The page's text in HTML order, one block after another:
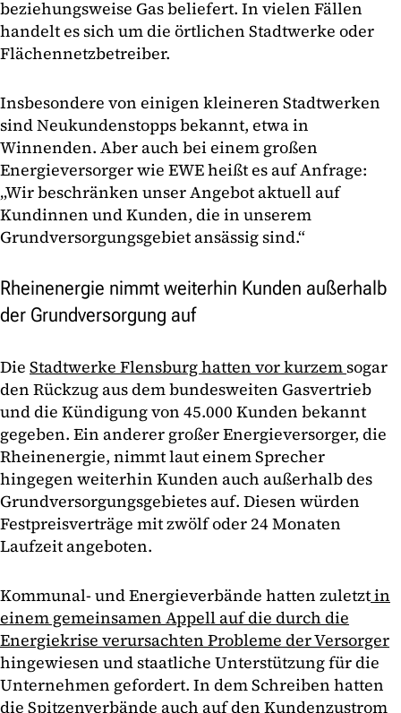
beziehungsweise Gas beliefert. In vielen Fällen
handelt es sich um die örtlichen Stadtwerke oder
Flächennetzbetreiber.
Insbesondere von einigen kleineren Stadtwerken
sind Neukundenstopps bekannt, etwa in
Winnenden. Aber auch bei einem großen
Energieversorger wie EWE heißt es auf Anfrage:
„Wir beschränken unser Angebot aktuell auf
Kundinnen und Kunden, die in unserem
Grundversorgungsgebiet ansässig sind.“
Rheinenergie nimmt weiterhin Kunden außerhalb
der Grundversorgung auf
Die Stadtwerke Flensburg hatten vor kurzemsogar
den Rückzug aus dem bundesweiten Gasvertrieb
und die Kündigung von 45.000 Kunden bekannt
gegeben. Ein anderer großer Energieversorger, die
Rheinenergie, nimmt laut einem Sprecher
hingegen weiterhin Kunden auch außerhalb des
Grundversorgungsgebietes auf. Diesen würden
Festpreisverträge mit zwölf oder 24 Monaten
Laufzeit angeboten.
Kommunal- und Energieverbände hatten zuletztin
einem gemeinsamen Appell auf die durch die
Energiekrise verursachten Probleme der Versorger
hingewiesen und staatliche Unterstützung für die
Unternehmen gefordert. In dem Schreiben hatten
die Spitzenverbände auch auf den Kundenzustrom